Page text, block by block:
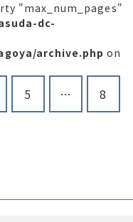
"max_num_pages"
dc-
archive.php on
5 … 8